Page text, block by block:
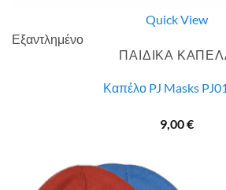
Quick View
Εξαντλημένο
ΠΑΙΔΙΚΑ
Καπέλο PJ Masks
9,00€